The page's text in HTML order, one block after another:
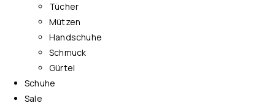
Tücher
Mützen
Handschuhe
Schmuck
Gürtel
Schuhe
Sale